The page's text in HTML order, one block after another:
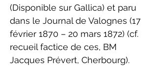
(Disponible sur Gallica) et paru
dans le Journal de Valognes (17
février 1870 – 20 mars 1872) (cf.
recueil factice de ces, BM
Jacques Prévert, Cherbourg).